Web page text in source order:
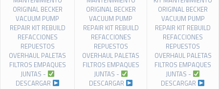
ORIGINAL BECKER
VACUUM PUMP
REPAIR KIT REBUILD
REFACCIONES
REPUESTOS
OVERHAUL PALETAS
FILTROS EMPAQUES
JUNTAS -
DESCARGAR
ORIGINAL BECKER
VACUUM PUMP
REPAIR KIT REBUILD
REFACCIONES
REPUESTOS
OVERHAUL PALETAS
FILTROS EMPAQUES
JUNTAS -
DESCARGAR
ORIGINAL BECKER
VACUUM PUMP
REPAIR KIT REBUILD
REFACCIONES
REPUESTOS
OVERHAUL PALETAS
FILTROS EMPAQUES
JUNTAS -
DESCARGAR